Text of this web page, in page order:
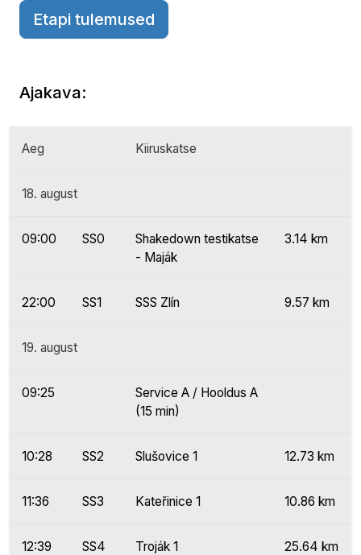
Etapi tulemused
Ajakava:
Aeg Kiiruskatse
18. august
09:00 SS0
Shakedown testikatse
- Maják
3.14 km
22:00 SS1 SSS Zlín 9.57 km
19. august
09:25
Service A / Hooldus A
(15 min)
10:28 SS2 Slušovice 1 12.73 km
11:36 SS3 Kateřinice 1 10.86 km
12:39 SS4 Troják 1 25.64 km